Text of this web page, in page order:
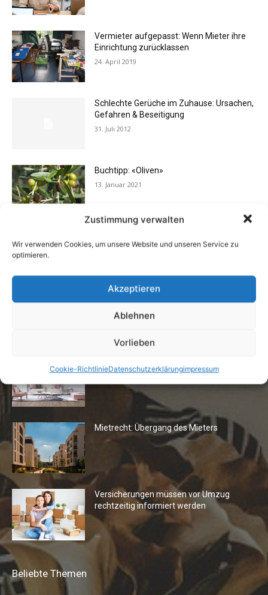
Zustimmung verwalten
Wir verwenden Cookies, um unsere Website und unseren Service zu
optimieren.
Akzeptieren
Ablehnen
Vorlieben
Cookie-RichtlinieDatenschutzerklärungimpressum
Vermieter aufgepasst: Wenn Mieter ihre
Einrichtung zurücklassen
24. April 2019
Schlechte Gerüche im Zuhause: Ursachen,
Gefahren & Beseitigung
31. Juli 2012
Buchtipp: «Oliven»
13. Januar 2021
Energieausweis
Wohnzimmer
Mietrecht: Übergang des Mieters
Versicherungen müssen vor Umzug
rechtzeitig informiert werden
Beliebte Themen